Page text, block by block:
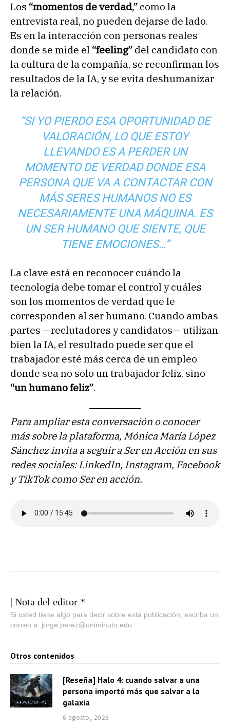
Los “momentos de verdad,” como la
entrevista real, no pueden dejarse de lado.
Es en la interacción con personas reales
donde se mide el “feeling” del candidato con
la cultura de la compañía, se reconfirman los
resultados de la IA, y se evita deshumanizar
la relación.
“SI YO PIERDO ESA OPORTUNIDAD DE
VALORACIÓN, LO QUE ESTOY
LLEVANDO ES A PERDER UN
MOMENTO DE VERDAD DONDE ESA
PERSONA QUE VA A CONTACTAR CON
MÁS SERES HUMANOS NO ES
NECESARIAMENTE UNA MÁQUINA. ES
UN SER HUMANO QUE SIENTE, QUE
TIENE EMOCIONES…”
La clave está en reconocer cuándo la
tecnología debe tomar el control y cuáles
son los momentos de verdad que le
corresponden al ser humano. Cuando ambas
partes —reclutadores y candidatos— utilizan
bien la IA, el resultado puede ser que el
trabajador esté más cerca de un empleo
donde sea no solo un trabajador feliz, sino
“un humano feliz”.
Para ampliar esta conversación o conocer
más sobre la plataforma, Mónica María López
Sánchez invita a seguir a Ser en Acción en sus
redes sociales: LinkedIn, Instagram, Facebook
y TikTok como Ser en acción.
| Nota del editor *
Si usted tiene algo para decir sobre esta publicación, escriba un
correo a: jorge.perez@uniminuto.edu
Otros contenidos
[Reseña] Halo 4: cuando salvar a una
persona importó más que salvar a la
galaxia
6 agosto, 2026